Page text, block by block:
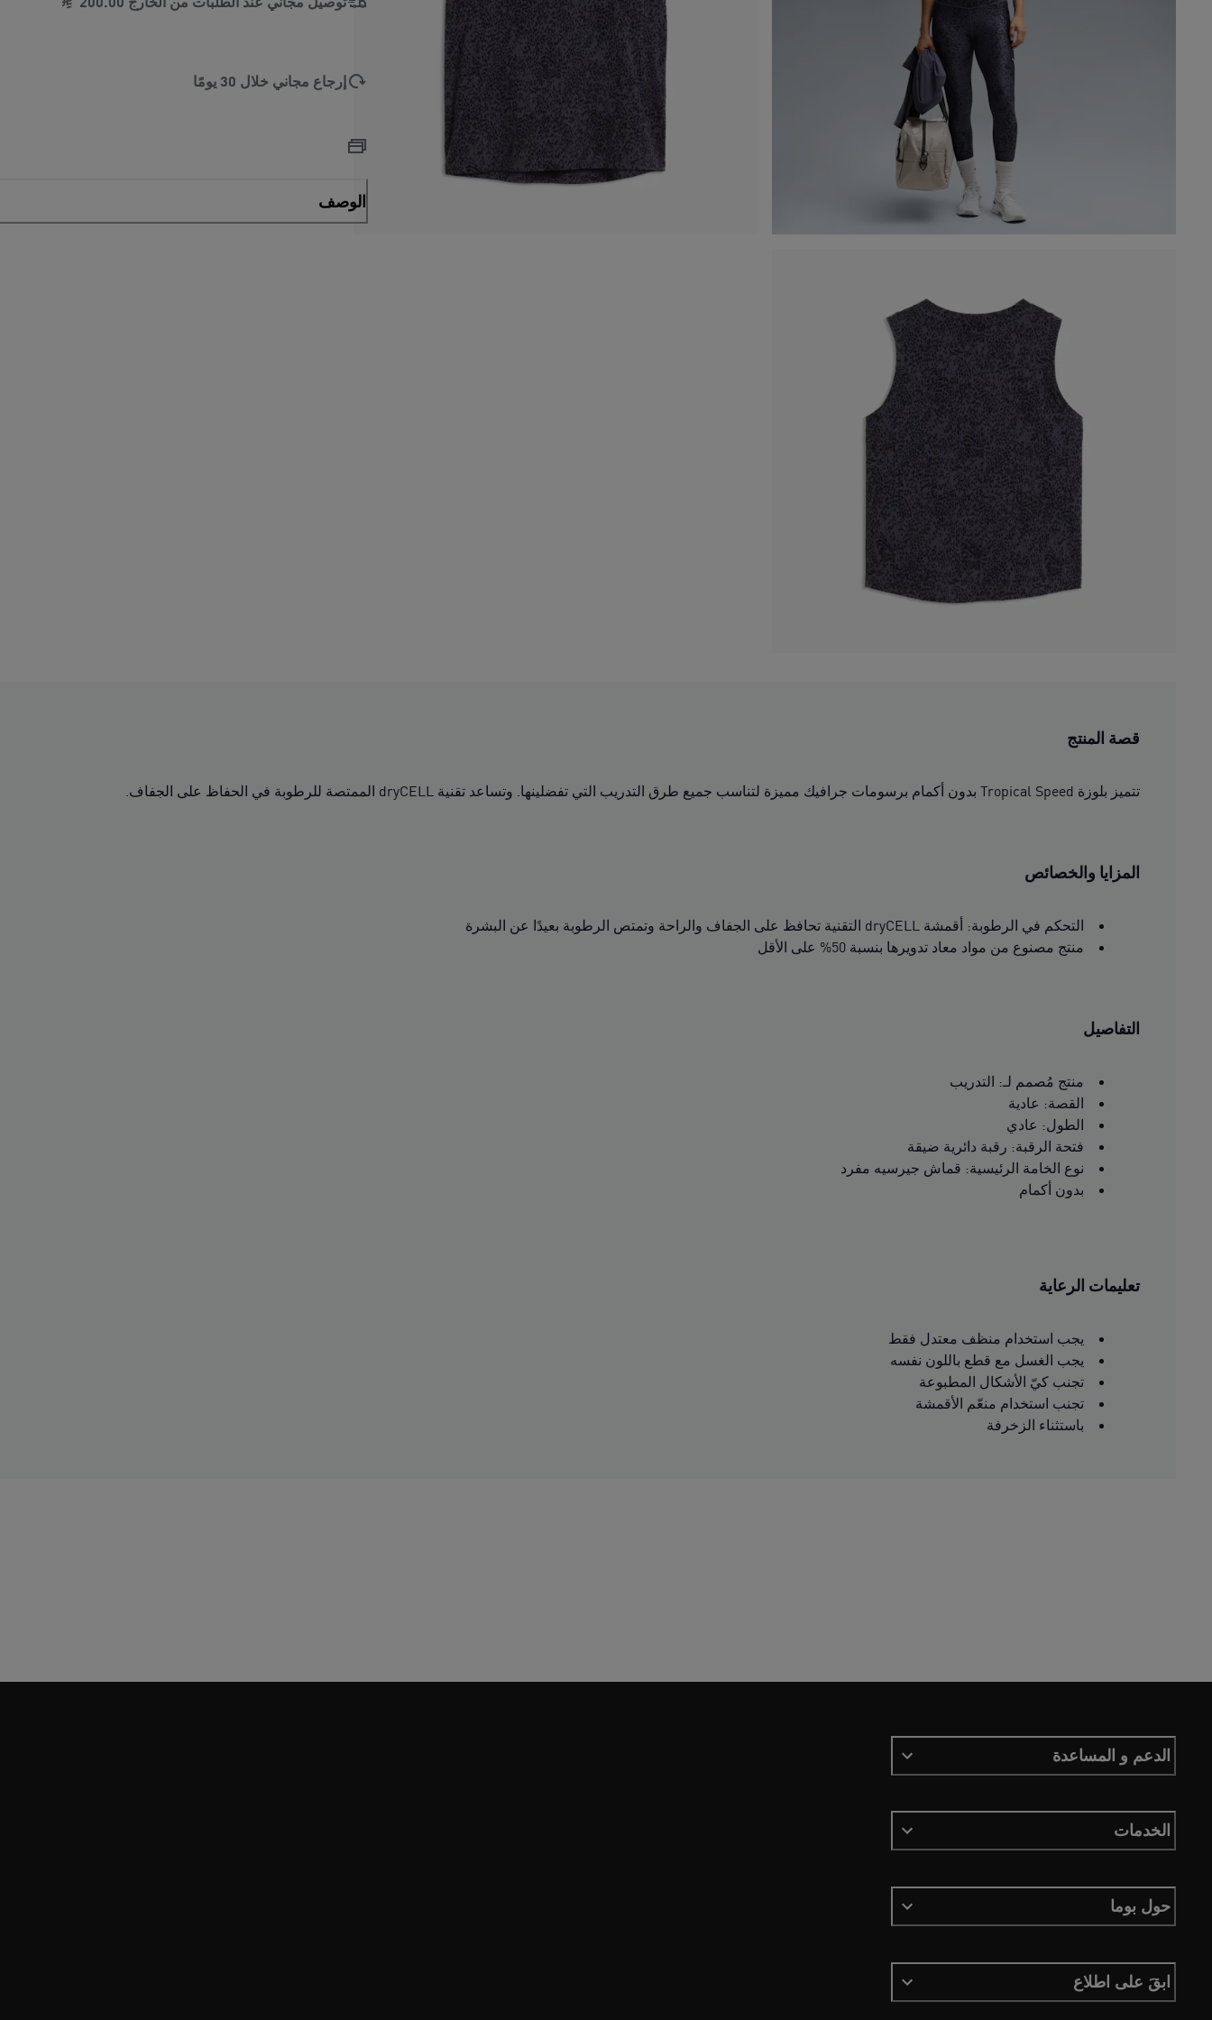
إرجاع مجاني خلال 30 يومًا
الوصف
قصة المنتج
تتميز بلوزة Tropical Speed بدون أكمام برسومات جرافيك مميزة لتناسب جميع طرق التدريب التي تفضلينها. وتساعد تقنية dryCELL الممتصة للرطوبة في الحفاظ على الجفاف.
المزايا والخصائص
التحكم في الرطوبة: أقمشة dryCELL التقنية تحافظ على الجفاف والراحة وتمتص الرطوبة بعيدًا عن البشرة
منتج مصنوع من مواد معاد تدويرها بنسبة 50% على الأقل
التفاصيل
منتج مُصمم لـ: التدريب
القصة: عادية
الطول: عادي
فتحة الرقبة: رقبة دائرية ضيقة
نوع الخامة الرئيسية: قماش جيرسيه مفرد
بدون أكمام
تعليمات الرعاية
يجب استخدام منظف معتدل فقط
يجب الغسل مع قطع باللون نفسه
تجنب كيّ الأشكال المطبوعة
تجنب استخدام منعّم الأقمشة
باستثناء الزخرفة
الدعم و المساعدة
الخدمات
حول بوما
ابقَ على اطلاع